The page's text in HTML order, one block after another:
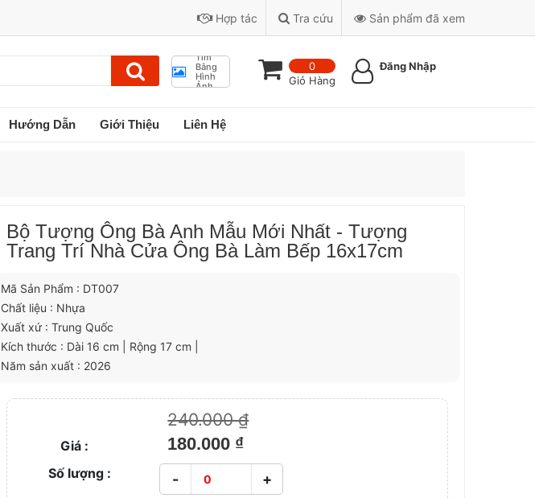
Hợp tác Tra cứu Sản phẩm đã xem
Tìm
Bằng
Hình
Ảnh
0
Giỏ Hàng
Đăng Nhập
Hướng Dẫn Giới Thiệu Liên Hệ
Bộ Tượng Ông Bà Anh Mẫu Mới Nhất - Tượng
Trang Trí Nhà Cửa Ông Bà Làm Bếp 16x17cm
Mã Sản Phẩm : DT007
Chất liệu : Nhựa
Xuất xứ : Trung Quốc
Kích thước : Dài 16 cm | Rộng 17 cm |
Năm sản xuất : 2026
240.000 ₫
Giá : 180.000 ₫
Số lượng : - +